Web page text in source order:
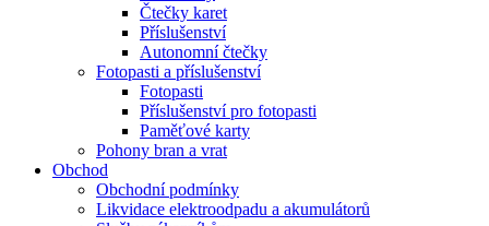
Čtečky karet
Příslušenství
Autonomní čtečky
Fotopasti a příslušenství
Fotopasti
Příslušenství pro fotopasti
Paměťové karty
Pohony bran a vrat
Obchod
Obchodní podmínky
Likvidace elektroodpadu a akumulátorů